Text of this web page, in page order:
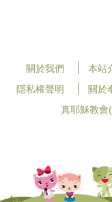
關於我們 本站
隱私權聲明
關於
真耶穌教會